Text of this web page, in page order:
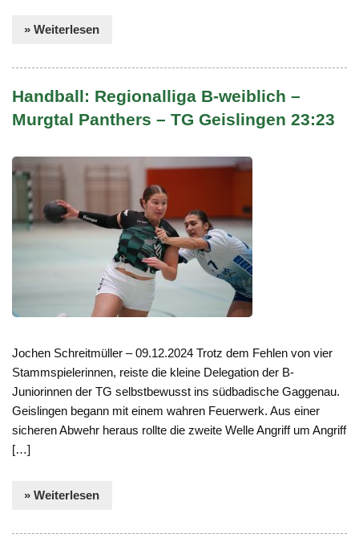
» Weiterlesen
Handball: Regionalliga B-weiblich –
Murgtal Panthers – TG Geislingen 23:23
Jochen Schreitmüller – 09.12.2024 Trotz dem Fehlen von vier
Stammspielerinnen, reiste die kleine Delegation der B-
Juniorinnen der TG selbstbewusst ins südbadische Gaggenau.
Geislingen begann mit einem wahren Feuerwerk. Aus einer
sicheren Abwehr heraus rollte die zweite Welle Angriff um Angriff
[…]
» Weiterlesen